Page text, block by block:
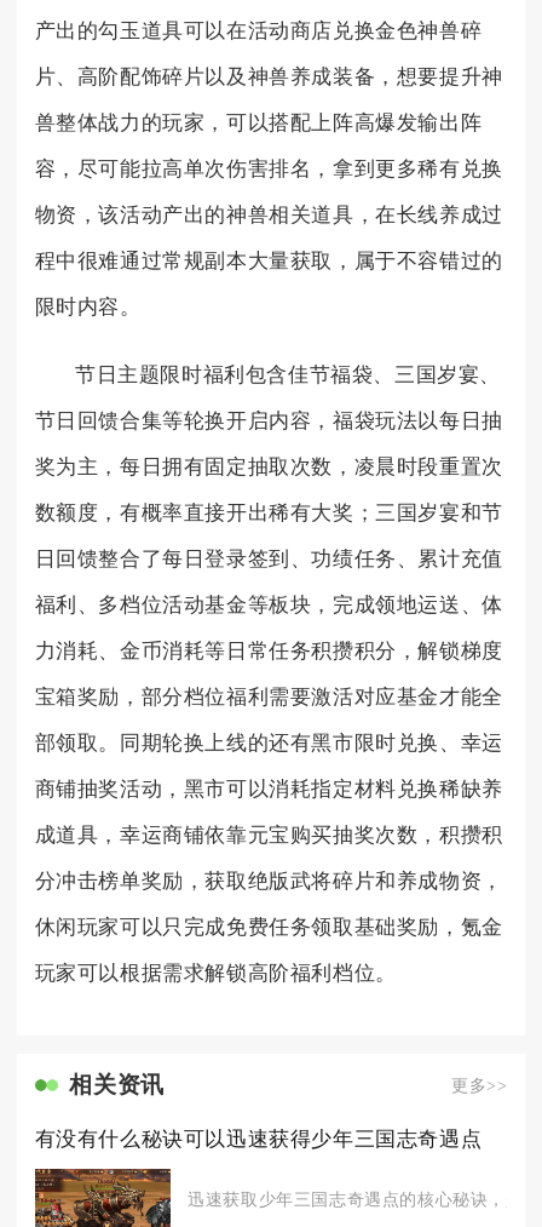
产出的勾玉道具可以在活动商店兑换金色神兽碎
片、高阶配饰碎片以及神兽养成装备，想要提升神
兽整体战力的玩家，可以搭配上阵高爆发输出阵
容，尽可能拉高单次伤害排名，拿到更多稀有兑换
物资，该活动产出的神兽相关道具，在长线养成过
程中很难通过常规副本大量获取，属于不容错过的
限时内容。
节日主题限时福利包含佳节福袋、三国岁宴、
节日回馈合集等轮换开启内容，福袋玩法以每日抽
奖为主，每日拥有固定抽取次数，凌晨时段重置次
数额度，有概率直接开出稀有大奖；三国岁宴和节
日回馈整合了每日登录签到、功绩任务、累计充值
福利、多档位活动基金等板块，完成领地运送、体
力消耗、金币消耗等日常任务积攒积分，解锁梯度
宝箱奖励，部分档位福利需要激活对应基金才能全
部领取。同期轮换上线的还有黑市限时兑换、幸运
商铺抽奖活动，黑市可以消耗指定材料兑换稀缺养
成道具，幸运商铺依靠元宝购买抽奖次数，积攒积
分冲击榜单奖励，获取绝版武将碎片和养成物资，
休闲玩家可以只完成免费任务领取基础奖励，氪金
玩家可以根据需求解锁高阶福利档位。
相关资讯 更多>>
有没有什么秘诀可以迅速获得少年三国志奇遇点
迅速获取少年三国志奇遇点的核心秘诀，是